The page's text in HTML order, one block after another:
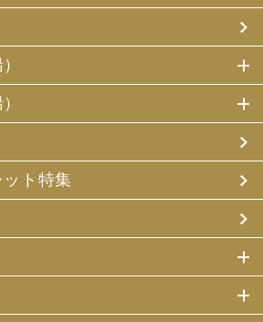
様がお申込みいただいた旅行におい
（主要な運送・宿泊機関等について契
ます）の提供する旅行サービスの手
スの受領のための手続、また旅行代
携する企業の商品やサービス、キャ
見やご感想の提供のお願い
い
供
利用させていただくことがありま
本人確認、本人との連絡その他、採
ト特集